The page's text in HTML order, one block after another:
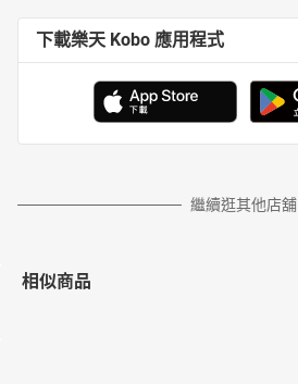
下載樂天 Kobo 應用程式
繼續逛其他店舖
相似商品